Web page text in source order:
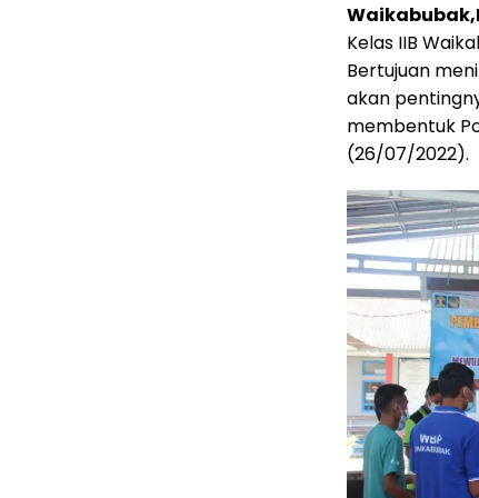
Kelas IIB
Bertujuan
akan
membentuk
(26/07/2022).